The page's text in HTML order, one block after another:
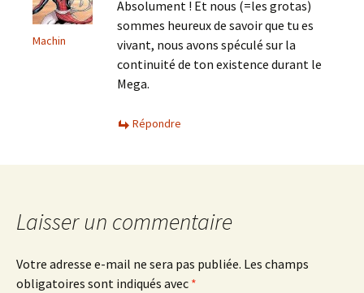
Machin
Absolument ! Et nous (=les grotas)
sommes heureux de savoir que tu es
vivant, nous avons spéculé sur la
continuité de ton existence durant le
Mega.
Répondre
Laisser un commentaire
Votre adresse e-mail ne sera pas publiée. Les champs
obligatoires sont indiqués avec *